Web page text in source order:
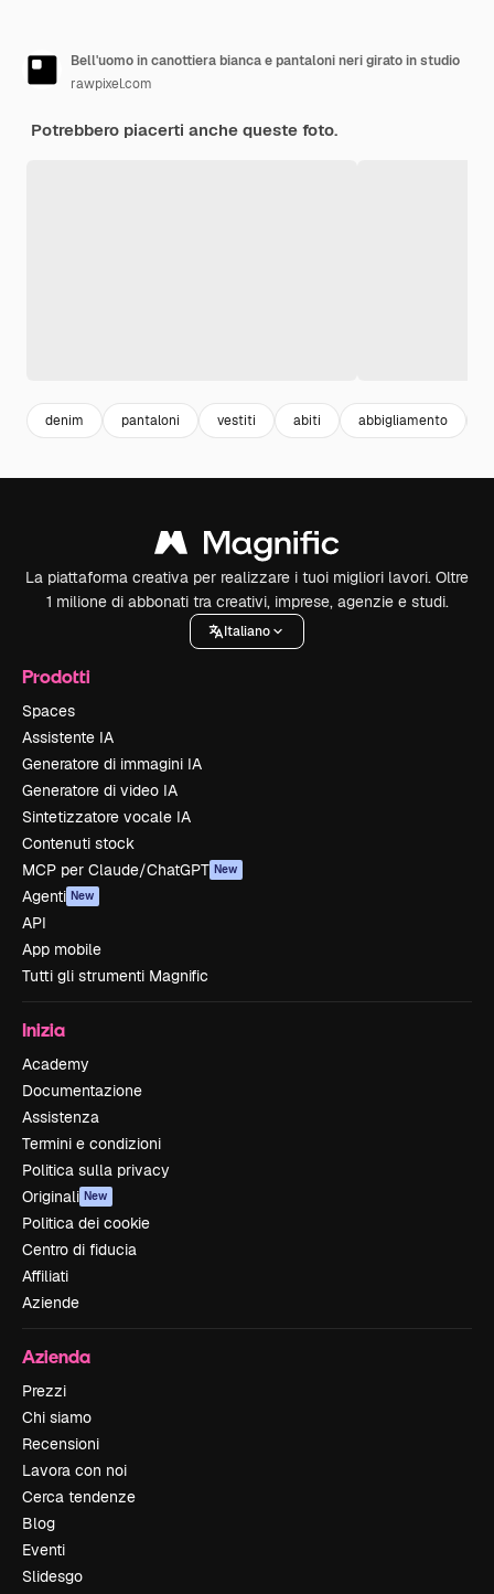
Bell'uomo in canottiera bianca e pantaloni neri girato in studio
rawpixel.com
Potrebbero piacerti anche queste foto.
denim pantaloni vestiti abiti abbigliamento
La piattaforma creativa per realizzare i tuoi migliori lavori. Oltre
1 milione di abbonati tra creativi, imprese, agenzie e studi.
Italiano
Prodotti
Spaces
Assistente IA
Generatore di immagini IA
Generatore di video IA
Sintetizzatore vocale IA
Contenuti stock
MCP per Claude/ChatGPT New
Agenti New
API
App mobile
Tutti gli strumenti Magnific
Inizia
Academy
Documentazione
Assistenza
Termini e condizioni
Politica sulla privacy
Originali New
Politica dei cookie
Centro di fiducia
Affiliati
Aziende
Azienda
Prezzi
Chi siamo
Recensioni
Lavora con noi
Cerca tendenze
Blog
Eventi
Slidesgo